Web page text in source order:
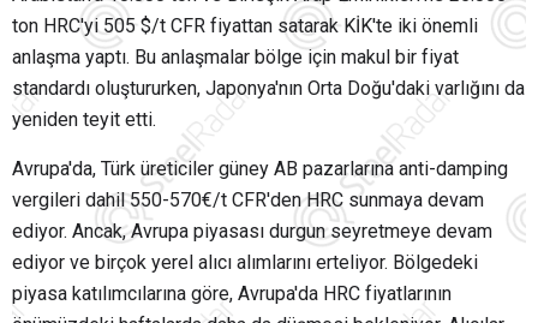
ton HRC'yi 505 $/t CFR fiyattan satarak KİK'te iki önemli
anlaşma yaptı. Bu anlaşmalar bölge için makul bir fiyat
standardı oluştururken, Japonya'nın Orta Doğu'daki varlığını da
yeniden teyit etti.
Avrupa'da, Türk üreticiler güney AB pazarlarına anti-damping
vergileri dahil 550-570€/t CFR'den HRC sunmaya devam
ediyor. Ancak, Avrupa piyasası durgun seyretmeye devam
ediyor ve birçok yerel alıcı alımlarını erteliyor. Bölgedeki
piyasa katılımcılarına göre, Avrupa'da HRC fiyatlarının